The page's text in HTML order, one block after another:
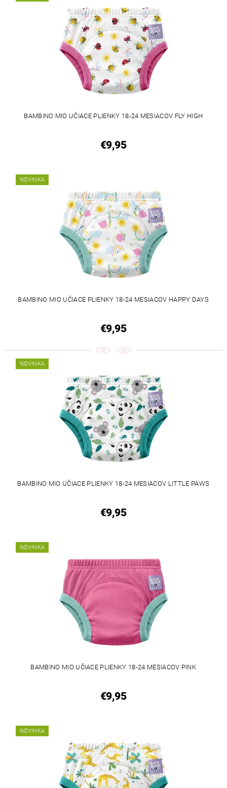
BAMBINO MIO UČIACE PLIENKY 18-24 MESIACOV FLY HIGH
€9,95
NOVINKA
BAMBINO MIO UČIACE PLIENKY 18-24 MESIACOV HAPPY DAYS
€9,95
NOVINKA
BAMBINO MIO UČIACE PLIENKY 18-24 MESIACOV LITTLE PAWS
€9,95
NOVINKA
BAMBINO MIO UČIACE PLIENKY 18-24 MESIACOV PINK
€9,95
NOVINKA